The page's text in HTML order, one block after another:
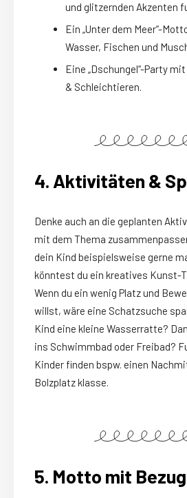
und glitzernden Akzenten
Ein „Unter dem Meer“-
Wasser, Fischen und
Eine „Dschungel“-Party
& Schleichtieren.
4. Aktivitäten &
Denke auch an die geplanten
mit dem Thema
dein Kind beispielsweise gerne
könntest du ein kreatives Kunst-
Wenn du ein wenig Platz und
willst, wäre eine Schatzsuche
Kind eine kleine Wasserratte?
ins Schwimmbad oder Freibad?
Kinder finden bspw. einen
Bolzplatz klasse.
5. Motto mit